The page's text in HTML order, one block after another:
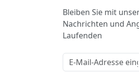
Bleiben Sie mit
Nachrichten und
Laufenden